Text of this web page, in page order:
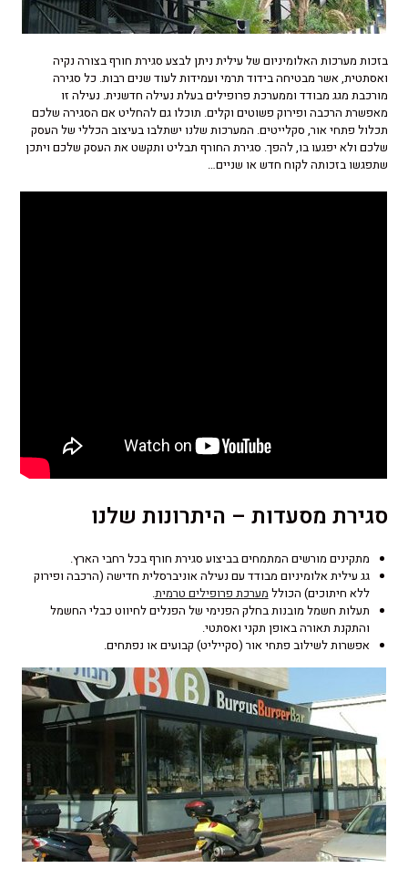
בזכות מערכות האלומיניום של עילית ניתן לבצע סגירת חורף בצורה נקיה
ואסתטית, אשר מבטיחה בידוד תרמי ועמידות לעוד שנים רבות. כל סגירה
מורכבת מגג מבודד וממערכת פרופילים בעלת נעילה חדשנית. נעילה זו
מאפשרת הרכבה ופירוק פשוטים וקלים. תוכלו גם להחליט אם הסגירה שלכם
תכלול פתחי אור, סקלייטים. המערכות שלנו ישתלבו בעיצוב הכללי של העסק
שלכם ולא יפגעו בו, להפך. סגירת החורף תבליט ותקשט את העסק שלכם ויתכן
שתפגשו בזכותה לקוח חדש או שניים…
סגירת מסעדות – היתרונות שלנו
מתקינים מורשים המתמחים בביצוע סגירת חורף בכל רחבי הארץ.
גג עילית אלומיניום מבודד עם נעילה אוניברסלית חדישה (הרכבה ופירוק
ללא חיתוכים) הכולל מערכת פרופילים טרמית.
תעלות חשמל מובנות בחלק הפנימי של הפנלים לחיווט כבלי החשמל
והתקנת תאורה באופן תקני ואסתטי.
אפשרות לשילוב פתחי אור (סקייליט) קבועים או נפתחים.